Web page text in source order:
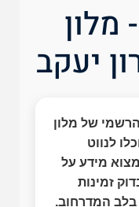
של מלון
לנווט
מידע על
זמינות
המדרחוב.